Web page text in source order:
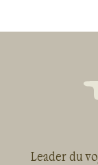
Leader du